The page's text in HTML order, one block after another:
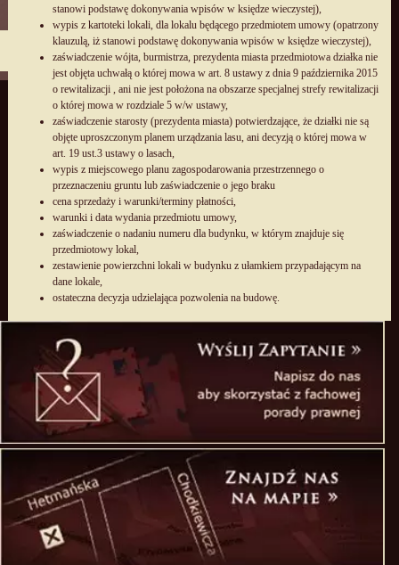
stanowi podstawę dokonywania wpisów w księdze wieczystej),
wypis z kartoteki lokali, dla lokalu będącego przedmiotem umowy (opatrzony
klauzulą, iż stanowi podstawę dokonywania wpisów w księdze wieczystej),
zaświadczenie wójta, burmistrza, prezydenta miasta przedmiotowa działka nie
jest objęta uchwałą o której mowa w art. 8 ustawy z dnia 9 października 2015
o rewitalizacji , ani nie jest położona na obszarze specjalnej strefy rewitalizacji
o której mowa w rozdziale 5 w/w ustawy,
zaświadczenie starosty (prezydenta miasta) potwierdzające, że działki nie są
objęte uproszczonym planem urządzania lasu, ani decyzją o której mowa w
art. 19 ust.3 ustawy o lasach,
wypis z miejscowego planu zagospodarowania przestrzennego o
przeznaczeniu gruntu lub zaświadczenie o jego braku
cena sprzedaży i warunki/terminy płatności,
warunki i data wydania przedmiotu umowy,
zaświadczenie o nadaniu numeru dla budynku, w którym znajduje się
przedmiotowy lokal,
zestawienie powierzchni lokali w budynku z ułamkiem przypadającym na
dane lokale,
ostateczna decyzja udzielająca pozwolenia na budowę.